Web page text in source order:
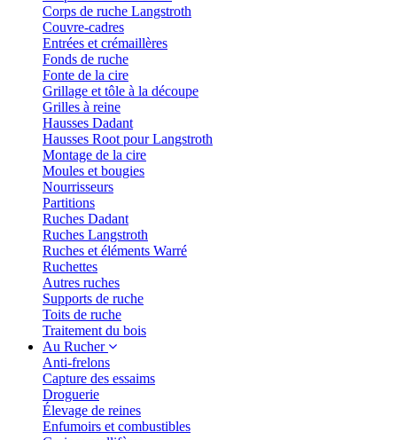
Corps de ruche Langstroth
Couvre-cadres
Entrées et crémaillères
Fonds de ruche
Fonte de la cire
Grillage et tôle à la découpe
Grilles à reine
Hausses Dadant
Hausses Root pour Langstroth
Montage de la cire
Moules et bougies
Nourrisseurs
Partitions
Ruches Dadant
Ruches Langstroth
Ruches et éléments Warré
Ruchettes
Autres ruches
Supports de ruche
Toits de ruche
Traitement du bois
Au Rucher
Anti-frelons
Capture des essaims
Droguerie
Élevage de reines
Enfumoirs et combustibles